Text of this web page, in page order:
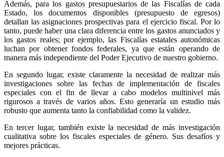
Bluesky
Threads
Además, para los gastos presupuestarios de las Fiscalías de cada
Estado, los documentos disponibles (presupuesto de egresos)
detallan las asignaciones prospectivas para el ejercicio fiscal. Por lo
tanto, puede haber una clara diferencia entre los gastos anunciados y
los gastos reales; por ejemplo, las Fiscalías estatales autonómicas
luchan por obtener fondos federales, ya que están operando de
manera más independiente del Poder Ejecutivo de nuestro gobierno.
En segundo lugar, existe claramente la necesidad de realizar más
investigaciones sobre las fechas de implementación de fiscales
especiales con el fin de llevar a cabo modelos multinivel más
rigurosos a través de varios años. Esto generaría un estudio más
robusto que aumenta tanto la confiabilidad como la validez.
En tercer lugar, también existe la necesidad de más investigación
cualitativa sobre los fiscales especiales de género. Sus desafíos y
mejores prácticas.